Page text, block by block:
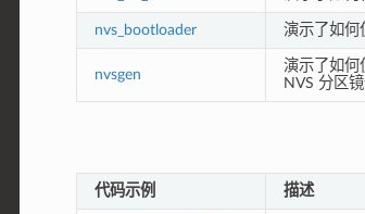
nvs_bootloader 演示了如何
nvsgen
演示了如何
NVS 分区镜
代码示例 描述